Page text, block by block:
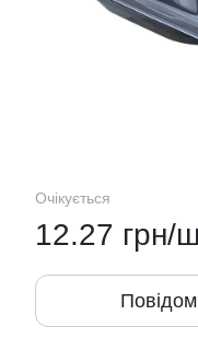
Очікується
12.27 грн/